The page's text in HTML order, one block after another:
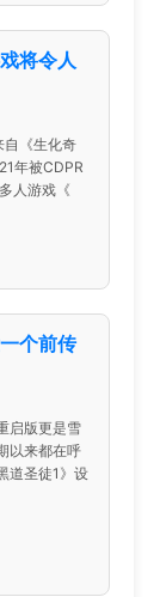
将令人
《生化奇
年被CDPR
人游戏《
个前传
启版更是雪
以来都在呼
道圣徒1》设